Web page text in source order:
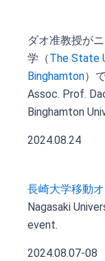
ダオ准教授が
学（The State
Binghamton）
Assoc. Prof.
Binghamton
2024.08.24
長崎大学移動
Nagasaki
event.
2024.08.07-08